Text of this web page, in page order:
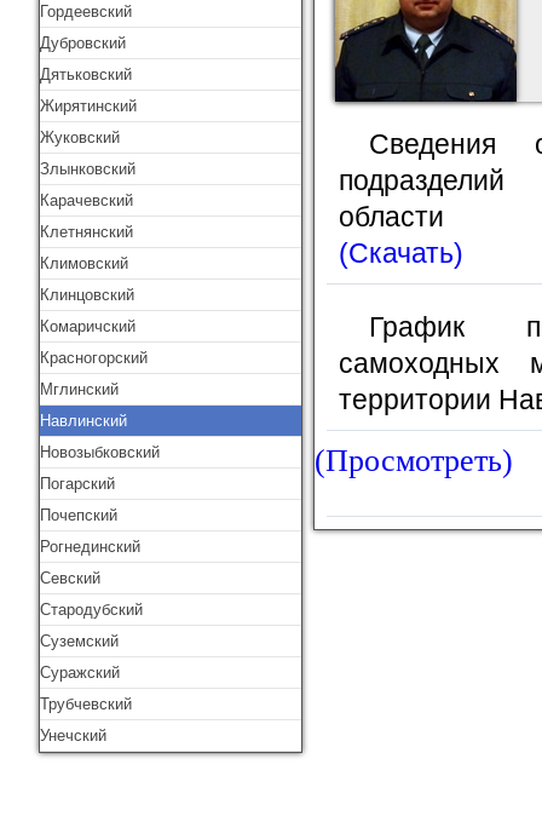
Гордеевский
Дубровский
Дятьковский
Жирятинский
Жуковский
Злынковский
Карачевский
Клетнянский
Климовский
Клинцовский
Комаричский
Красногорский
Мглинский
Навлинский
Новозыбковский
Погарский
Почепский
Рогнединский
Севский
Стародубский
Суземский
Суражский
Трубчевский
Унечский
Сведения
подразделий
области
(Скачать)
График
самоходных
территории
(Просмотреть)